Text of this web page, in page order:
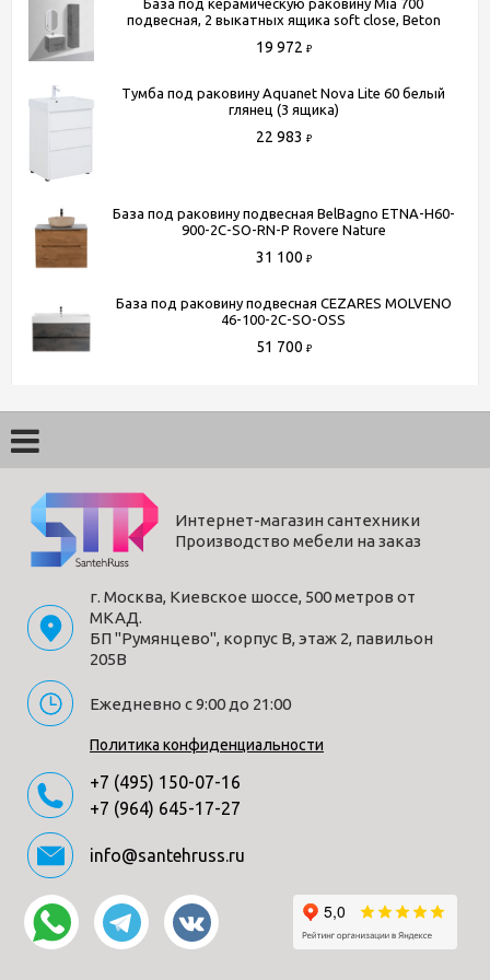
База под керамическую раковину Mia 700
подвесная, 2 выкатных ящика soft close, Beton
19 972 ₽
Тумба под раковину Aquanet Nova Lite 60 белый
глянец (3 ящика)
22 983 ₽
База под раковину подвесная BelBagno ETNA-H60-
900-2C-SO-RN-P Rovere Nature
31 100 ₽
База под раковину подвесная CEZARES MOLVENO
46-100-2C-SO-OSS
51 700 ₽
Интернет-магазин сантехники
Производство мебели на заказ
г. Москва, Киевское шоссе, 500 метров от
МКАД.
БП "Румянцево", корпус В, этаж 2, павильон
205В
Ежедневно с 9:00 до 21:00
Политика конфиденциальности
+7 (495) 150-07-16
+7 (964) 645-17-27
info@santehruss.ru